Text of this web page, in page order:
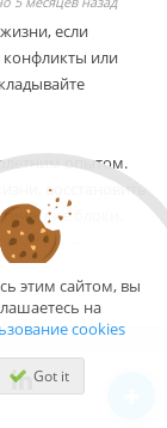
этим сайтом, вы
на
cookies
Got it
если
конфликты или
опытом.
восстановить
блоки.
—
в браке;